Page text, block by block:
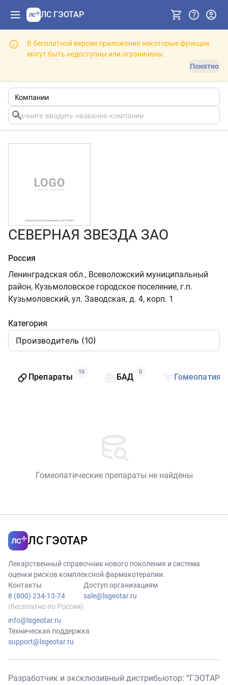
ЛС ГЭОТАР
В бесплатной версии приложения некоторые функции
могут быть недоступны или ограничены.
Понятно
СЕВЕРНАЯ ЗВЕЗДА ЗАО
Россия
Ленинградская обл., Всеволожский муниципальный
район, Кузьмоловское городское поселение, г.п.
Кузьмоловский, ул. Заводская, д. 4, корп. 1
Категория
Препараты
10
БАД
0
Гомеопатия
Гомеопатические препараты не найдены
ЛС ГЭОТАР
Лекарственный справочник нового поколения и система
оценки рисков комплексной фармакотерапии.
Контакты
8 (800) 234-13-74
(бесплатно по России)
info@lsgeotar.ru
Доступ организациям
sale@lsgeotar.ru
Техническая поддержка
support@lsgeotar.ru
Разработчик и эксклюзивный дистрибьютор: “ГЭОТАР